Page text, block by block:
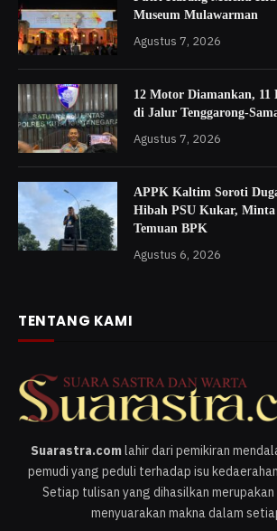
Museum Mulawarman
Agustus 7, 2026
12 Motor Diamankan, 11
di Jalur Tenggarong-
Agustus 7, 2026
APPK Kaltim Soroti
Hibah PSU Kukar,
Temuan BPK
Agustus 6, 2026
TENTANG KAMI
Suarastra.comlahir dari pemikiran
pemudi yang peduli terhadap isu
Setiap tulisan yang dihasilkan
menyuarakan makna dalam